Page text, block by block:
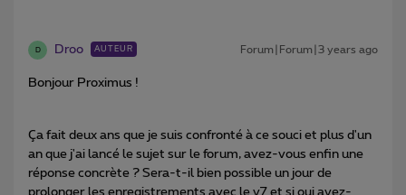
D Droo AUTEUR Forum|Forum|3 years ago
Bonjour Proximus !
Ça fait deux ans que je suis confronté à ce souci et plus d'un
an que j'ai lancé le sujet sur le forum, avez-vous enfin une
réponse concrète ? Sera-t-il bien possible un jour de